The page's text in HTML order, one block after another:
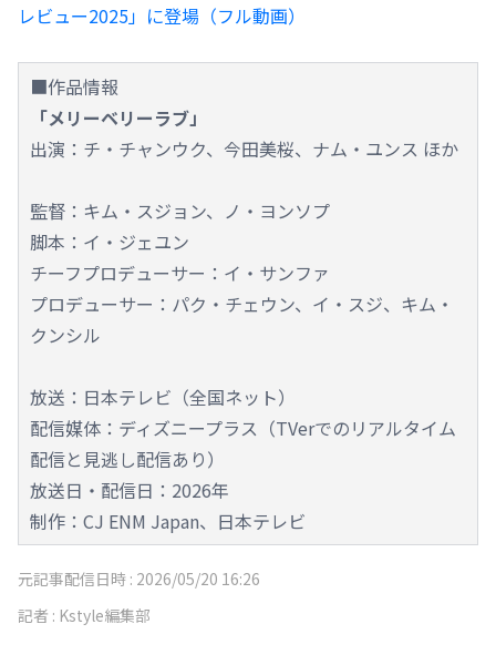
レビュー2025」に登場（フル動画）
■作品情報
「メリーベリーラブ」
出演：チ・チャンウク、今田美桜、ナム・ユンス ほか
監督：キム・スジョン、ノ・ヨンソプ
脚本：イ・ジェユン
チーフプロデューサー：イ・サンファ
プロデューサー：パク・チェウン、イ・スジ、キム・
クンシル
放送：日本テレビ（全国ネット）
配信媒体：ディズニープラス（TVerでのリアルタイム
配信と見逃し配信あり）
放送日・配信日：2026年
制作：CJ ENM Japan、日本テレビ
元記事配信日時 : 2026/05/20 16:26
記者 : Kstyle編集部